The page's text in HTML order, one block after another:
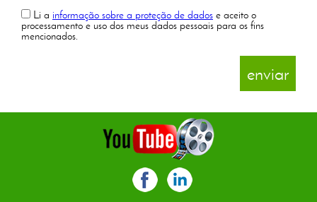
Li a informação sobre a proteção de dados e aceito o
processamento e uso dos meus dados pessoais para os fins
mencionados.